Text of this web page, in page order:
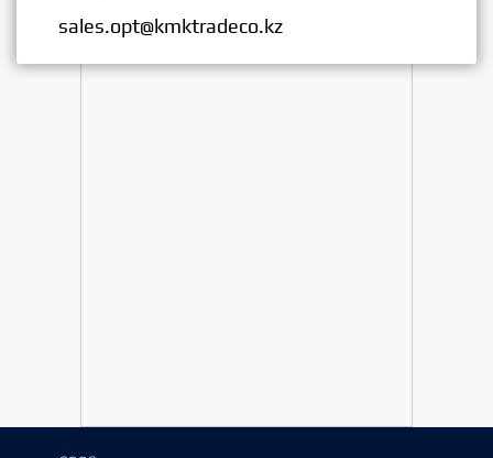
sales.opt@kmktradeco.kz